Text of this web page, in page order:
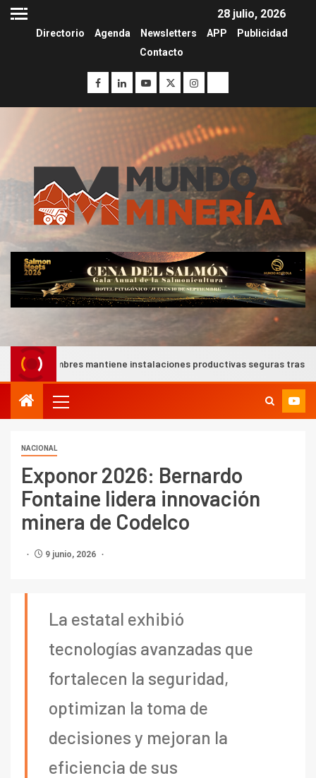
28 julio, 2026
Directorio Agenda Newsletters APP
Publicidad
Contacto
mantiene instalaciones productivas seguras tras intensas lluvias en
NACIONAL
Exponor 2026: Bernardo
Fontaine lidera innovación
minera de Codelco
9 junio, 2026
La estatal exhibió
tecnologías avanzadas que
fortalecen la seguridad,
optimizan la toma de
decisiones y mejoran la
eficiencia de sus